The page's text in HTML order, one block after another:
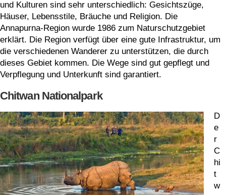
und Kulturen sind sehr unterschiedlich: Gesichtszüge,
Häuser, Lebensstile, Bräuche und Religion. Die
Annapurna-Region wurde 1986 zum Naturschutzgebiet
erklärt. Die Region verfügt über eine gute Infrastruktur, um
die verschiedenen Wanderer zu unterstützen, die durch
dieses Gebiet kommen. Die Wege sind gut gepflegt und
Verpflegung und Unterkunft sind garantiert.
Chitwan Nationalpark
D
e
r
C
hi
t
w